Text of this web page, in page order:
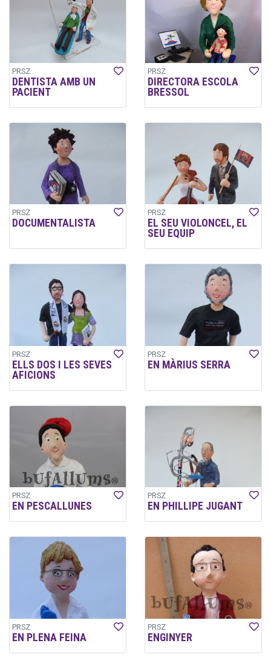
PRSZ
DENTISTA AMB UN
PACIENT
PRSZ
DIRECTORA ESCOLA
BRESSOL
PRSZ
DOCUMENTALISTA
PRSZ
EL SEU VIOLONCEL, EL
SEU EQUIP
PRSZ
ELLS DOS I LES SEVES
AFICIONS
PRSZ
EN MÀRIUS SERRA
PRSZ
EN PESCALLUNES
PRSZ
EN PHILLIPE JUGANT
PRSZ
EN PLENA FEINA
PRSZ
ENGINYER